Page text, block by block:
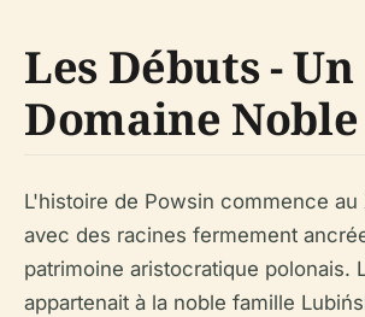
Les Débuts - Un
Domaine Noble
L'histoire de Powsin commence au
avec des racines fermement
patrimoine aristocratique polonais.
appartenait à la noble famille